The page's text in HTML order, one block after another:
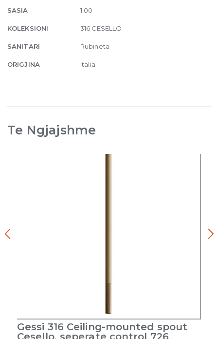
Brushed
SASIA 1,00
KOLEKSIONI 316 CESELLO
SANITARI Rubineta
ORIGJINA Italia
Te Ngjajshme
Gessi 316 Ceiling-mounted spout
Cesello, seperate control 726